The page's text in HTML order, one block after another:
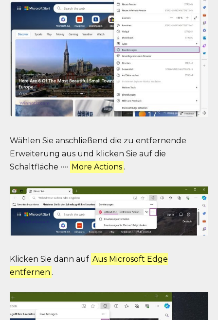
Wählen Sie anschließend die zu entfernende
Erweiterung aus und klicken Sie auf die
Schaltfläche ∙∙∙∙ More Actions .
Klicken Sie dann auf Aus Microsoft Edge
entfernen .